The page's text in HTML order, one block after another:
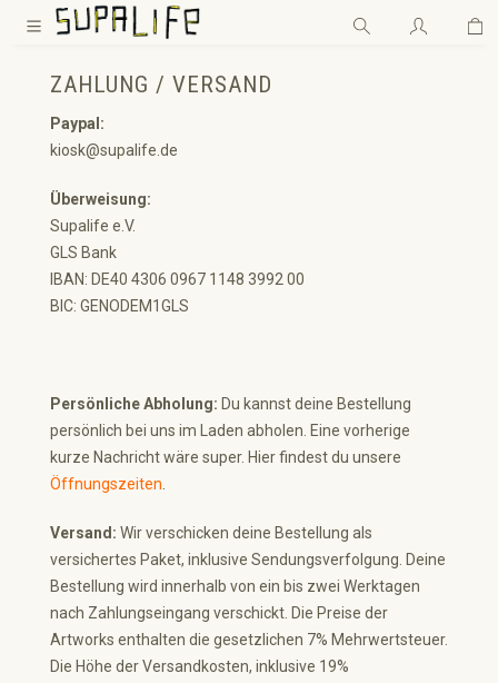
Zum Hauptinhalt springen
ZAHLUNG / VERSAND
Paypal:
kiosk@supalife.de
Überweisung:
Supalife e.V.
GLS Bank
IBAN: DE40 4306 0967 1148 3992 00
BIC: GENODEM1GLS
Persönliche Abholung: Du kannst deine Bestellung
persönlich bei uns im Laden abholen. Eine vorherige
kurze Nachricht wäre super. Hier findest du unsere
Öffnungszeiten
Versand: Wir verschicken deine Bestellung als
versichertes Paket, inklusive Sendungsverfolgung. Deine
Bestellung wird innerhalb von ein bis zwei Werktagen
nach Zahlungseingang verschickt. Die Preise der
Artworks enthalten die gesetzlichen 7% Mehrwertsteuer.
Die Höhe der Versandkosten, inklusive 19%